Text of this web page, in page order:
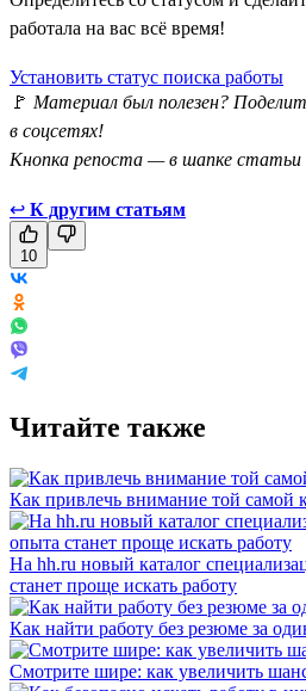
работала на вас всё время!
Установить статус поиска работы
🚩 Материал был полезен?
в соцсетях!
Кнопка репоста — в шапке статьи
↩ К другим статьям
10
Читайте также
Как привлечь внимание той самой
На hh.ru новый каталог
станет проще искать работу
Как найти работу без резюме за
Смотрите шире: как увеличить